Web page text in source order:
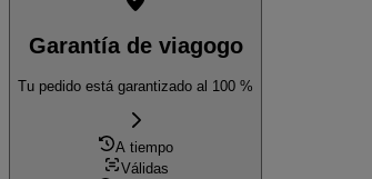
Garantía de viagogo
Tu pedido está garantizado al 100 %
A tiempo
Válidas